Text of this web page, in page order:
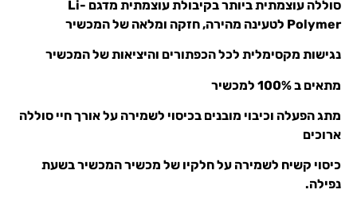
סוללה עוצמתית ביותר בקיבולת עוצמתית מדגם Li-
Polymer לטעינה מהירה, חזקה ומלאה של המכשיר
נגישות מקסימלית לכל הכפתורים והיציאות של המכשיר
מתאים ב 100% למכשיר
מתג הפעלה וכיבוי מובנים בכיסוי לשמירה על אורך חיי סוללה
ארוכים
כיסוי קשיח לשמירה על חלקיו של מכשיר המכשיר בשעת
נפילה.